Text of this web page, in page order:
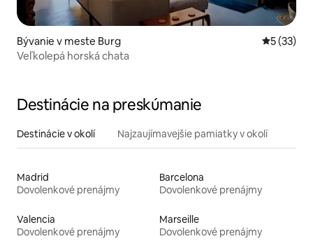
Bývanie v meste Burg
5 (33)
Veľkolepá horská chata
Destinácie na preskúmanie
Destinácie v okolí Najzaujímavejšie pamiatky v okolí
Madrid
Dovolenkové prenájmy
Barcelona
Dovolenkové prenájmy
Valencia
Dovolenkové prenájmy
Marseille
Dovolenkové prenájmy